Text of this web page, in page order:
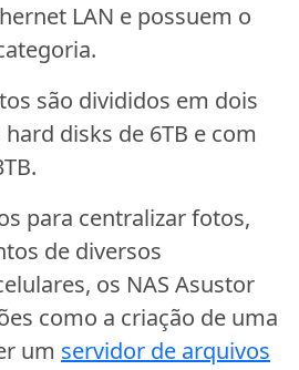
LAN e possuem o
são divididos em dois
disks de 6TB e com
para centralizar fotos,
de diversos
os NAS Asustor
como a criação de uma
um servidor de arquivos